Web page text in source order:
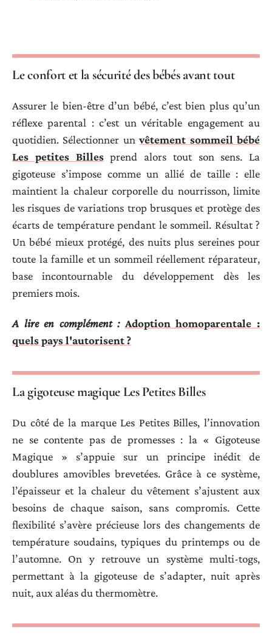
Le confort et la sécurité des bébés avant tout
Assurer le bien-être d’un bébé, c’est bien plus qu’un
réflexe parental : c’est un véritable engagement au
quotidien. Sélectionner unvêtement sommeil bébé
Les petites Billesprend alors tout son sens. La
gigoteuse s’impose comme un allié de taille : elle
maintient la chaleur corporelle du nourrisson, limite
les risques de variations trop brusques et protège des
écarts de température pendant le sommeil. Résultat ?
Un bébé mieux protégé, des nuits plus sereines pour
toute la famille et un sommeil réellement réparateur,
base incontournable du développement dès les
premiers mois.
A lire en complément : Adoption homoparentale :
quels pays l'autorisent ?
La gigoteuse magique Les Petites Billes
Du côté de la marque Les Petites Billes, l’innovation
ne se contente pas de promesses : la « Gigoteuse
Magique » s’appuie sur un principe inédit de
doublures amovibles brevetées. Grâce à ce système,
l’épaisseur et la chaleur du vêtement s’ajustent aux
besoins de chaque saison, sans compromis. Cette
flexibilité s’avère précieuse lors des changements de
température soudains, typiques du printemps ou de
l’automne. On y retrouve un système multi-togs,
permettant à la gigoteuse de s’adapter, nuit après
nuit, aux aléas du thermomètre.